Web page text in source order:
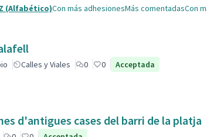
(Alfabético)Con más adhesionesMás comentadasCon
Calles y Viales 0 0 Acceptada
d'antigues cases del barri de la platja